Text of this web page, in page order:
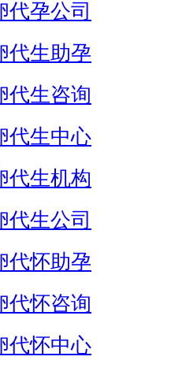
代孕公司
代生助孕
代生咨询
代生中心
代生机构
代生公司
代怀助孕
代怀咨询
代怀中心